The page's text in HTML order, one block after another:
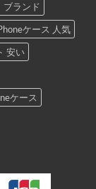
ブランド
ケース 人気
安い
ケース